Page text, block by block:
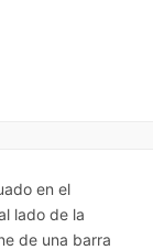
en el
lado de la
de una barra